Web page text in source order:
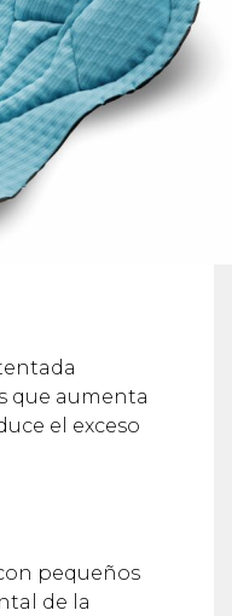
que aumenta
el exceso
pequeños
de la